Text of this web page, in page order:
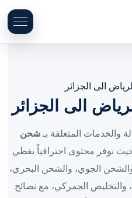
الى الجزائر
الى الجزائر
والخدمات المتعلقة بـشحن
نوفر محتوى احترافياً يغطي
الجوي، والشحن البحري،
الجمركي، مع نصائح